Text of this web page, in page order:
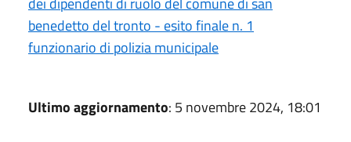
benedetto del tronto - esito finale n. 1
funzionario di polizia municipale
Ultimo aggiornamento: 5 novembre 2024, 18:01